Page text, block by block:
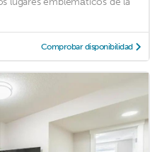
Comprobar disponibilidad